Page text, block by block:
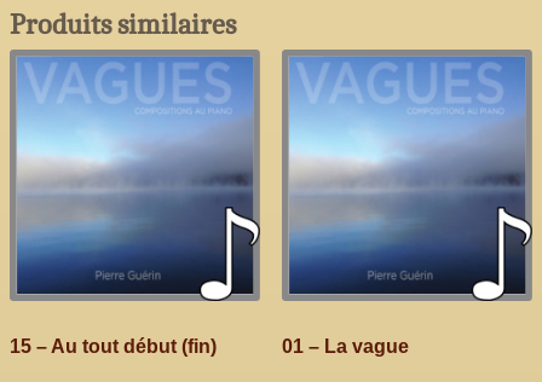
Produits similaires
15 – Au tout début (fin) 01 – La vague